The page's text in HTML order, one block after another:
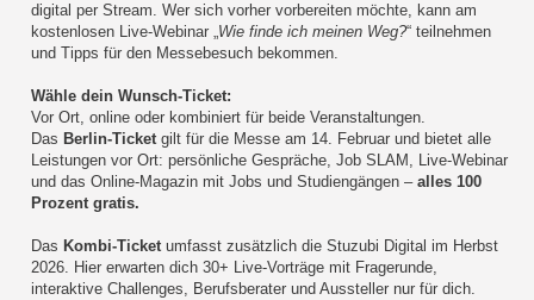
digital per Stream. Wer sich vorher vorbereiten möchte, kann am
kostenlosen Live-Webinar „Wie finde ich meinen Weg?“ teilnehmen
und Tipps für den Messebesuch bekommen.
Wähle dein Wunsch-Ticket:
Vor Ort, online oder kombiniert für beide Veranstaltungen.
Das Berlin-Ticketgilt für die Messe am 14. Februar und bietet alle
Leistungen vor Ort: persönliche Gespräche, Job SLAM, Live-Webinar
und das Online-Magazin mit Jobs und Studiengängen –alles 100
Prozent gratis.
Das Kombi-Ticketumfasst zusätzlich die Stuzubi Digital im Herbst
2026. Hier erwarten dich 30+ Live-Vorträge mit Fragerunde,
interaktive Challenges, Berufsberater und Aussteller nur für dich.